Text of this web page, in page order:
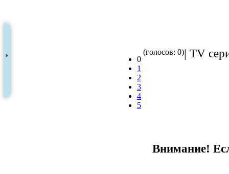
0
1
2
3
4
5
(голосов: 0)| TV
Внимание!